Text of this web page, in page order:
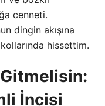
cenneti.
dingin akışına
hissettim.
Gitmelisin:
İncisi